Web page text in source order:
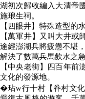
湖初次歸收編入大清帝
施琅生祠。
【四眼井】特殊造型的
【萬軍井】又叫大井
途經澎湖兵將疲憊不堪
解決了數萬兵馬飲水之
【中央老街】四百年
文化的發源地。
�玷w行十村【眷村文